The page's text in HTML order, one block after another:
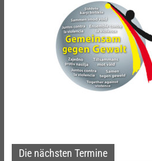
Die nächsten Termine